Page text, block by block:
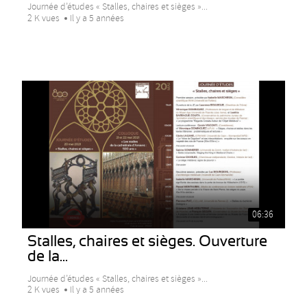
Journée d’études « Stalles, chaires et sièges »...
2 K vues
Il y a 5 années
06:36
Stalles, chaires et sièges. Ouverture
de la...
Journée d’études « Stalles, chaires et sièges »...
2 K vues
Il y a 5 années